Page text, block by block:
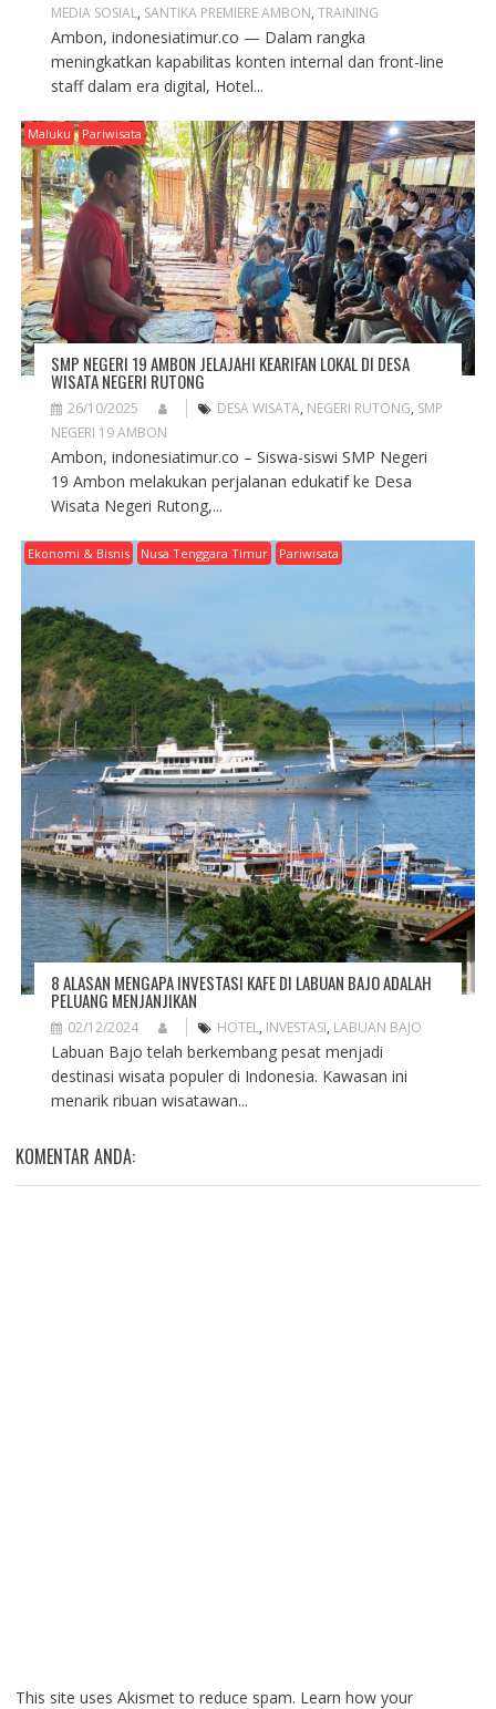
MEDIA SOSIAL, SANTIKA PREMIERE AMBON, TRAINING
Ambon, indonesiatimur.co — Dalam rangka
meningkatkan kapabilitas konten internal dan front-line
staff dalam era digital, Hotel...
Maluku Pariwisata
SMP NEGERI 19 AMBON JELAJAHI KEARIFAN LOKAL DI DESA
WISATA NEGERI RUTONG
26/10/2025 DESA WISATA, NEGERI RUTONG, SMP
NEGERI 19 AMBON
Ambon, indonesiatimur.co – Siswa-siswi SMP Negeri
19 Ambon melakukan perjalanan edukatif ke Desa
Wisata Negeri Rutong,...
Ekonomi & Bisnis Nusa Tenggara Timur Pariwisata
8 ALASAN MENGAPA INVESTASI KAFE DI LABUAN BAJO ADALAH
PELUANG MENJANJIKAN
02/12/2024 HOTEL, INVESTASI, LABUAN BAJO
Labuan Bajo telah berkembang pesat menjadi
destinasi wisata populer di Indonesia. Kawasan ini
menarik ribuan wisatawan...
KOMENTAR ANDA:
This site uses Akismet to reduce spam. Learn how your